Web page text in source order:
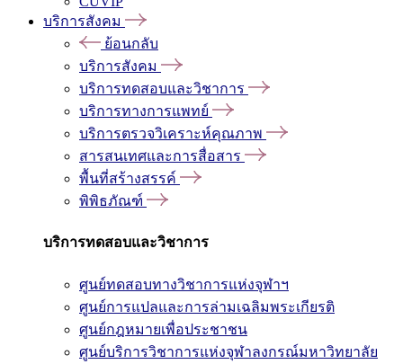
บริการสังคม
ย้อนกลับ
บริการสังคม
บริการทดสอบและวิชาการ
บริการทางการแพทย์
บริการตรวจวิเคราะห์คุณภาพ
สารสนเทศและการสื่อสาร
พื้นที่สร้างสรรค์
พิพิธภัณฑ์
บริการทดสอบและวิชาการ
ศูนย์ทดสอบทางวิชาการแห่งจุฬาฯ
ศูนย์การแปลและการล่ามเฉลิมพระเกียรติ
ศูนย์กฎหมายเพื่อประชาชน
ศูนย์บริการวิชาการแห่งจุฬาลงกรณ์มหาวิทยาลัย